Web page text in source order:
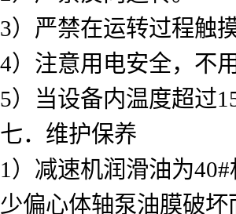
3）严禁在运转过程触
4）注意用电安全，不
5）当设备内温度超过
七．维护保养
1）减速机润滑油为
少偏心体轴泵油膜破